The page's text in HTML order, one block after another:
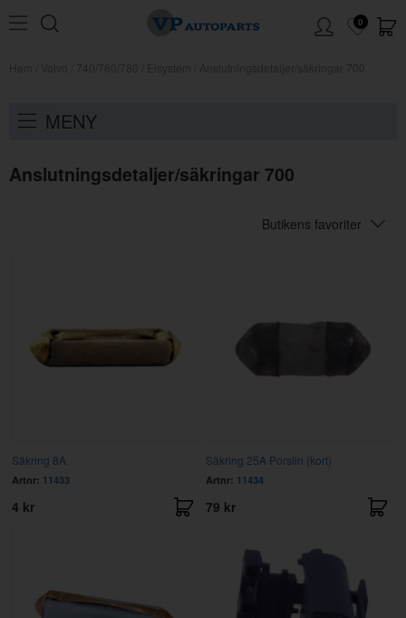
0
MENY
Anslutningsdetaljer/säkringar 700
Butikens favoriter
Säkring 8A
Artnr: 11433
4 kr
Säkring 25A Porslin (kort)
Artnr: 11434
79 kr